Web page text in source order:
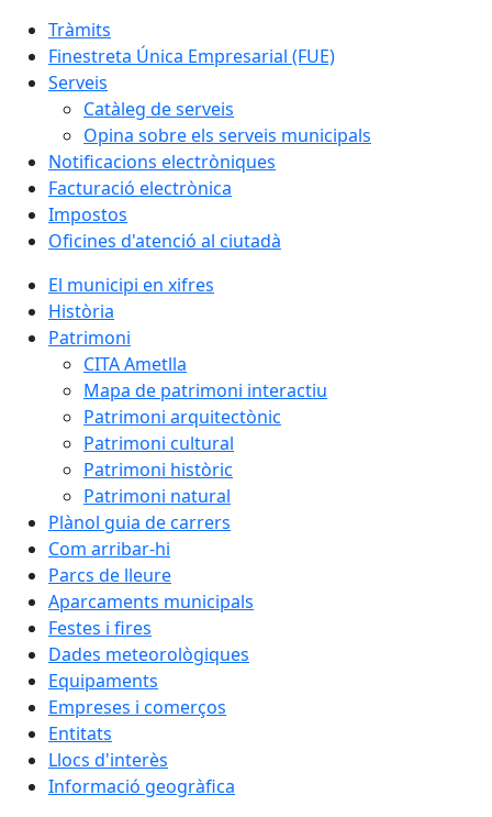
Tràmits
Finestreta Única Empresarial (FUE)
Serveis
Catàleg de serveis
Opina sobre els serveis municipals
Notificacions electròniques
Facturació electrònica
Impostos
Oficines d'atenció al ciutadà
El municipi en xifres
Història
Patrimoni
CITA Ametlla
Mapa de patrimoni interactiu
Patrimoni arquitectònic
Patrimoni cultural
Patrimoni històric
Patrimoni natural
Plànol guia de carrers
Com arribar-hi
Parcs de lleure
Aparcaments municipals
Festes i fires
Dades meteorològiques
Equipaments
Empreses i comerços
Entitats
Llocs d'interès
Informació geogràfica